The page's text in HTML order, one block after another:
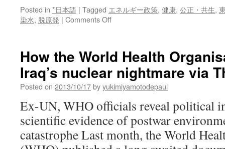
Posted in *日本語 | Tagged エネルギー政策, 健康, 公正・共生,
染水, 脱原発 | Comments Offon
相
「汚
染
水、
易
に
出
How the World Health
Iraq’s nuclear nightmare via
Posted on 2013/10/17byyukimiyamotodepaul
Ex-UN, WHO officials reveal political
scientific evidence of postwar
catastrophe Last month, the World